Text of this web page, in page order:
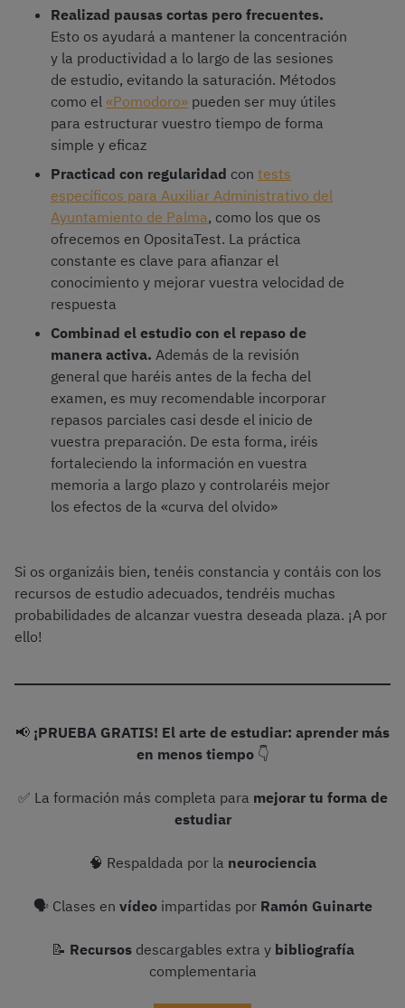
Realizad pausas cortas pero frecuentes.
Esto os ayudará a mantener la concentración
y la productividad a lo largo de las sesiones
de estudio, evitando la saturación. Métodos
como el «Pomodoro» pueden ser muy útiles
para estructurar vuestro tiempo de forma
simple y eficaz
Practicad con regularidad con tests
específicos para Auxiliar Administrativo del
Ayuntamiento de Palma, como los que os
ofrecemos en OpositaTest. La práctica
constante es clave para afianzar el
conocimiento y mejorar vuestra velocidad de
respuesta
Combinad el estudio con el repaso de
manera activa. Además de la revisión
general que haréis antes de la fecha del
examen, es muy recomendable incorporar
repasos parciales casi desde el inicio de
vuestra preparación. De esta forma, iréis
fortaleciendo la información en vuestra
memoria a largo plazo y controlaréis mejor
los efectos de la «curva del olvido»
Si os organizáis bien, tenéis constancia y contáis con los
recursos de estudio adecuados, tendréis muchas
probabilidades de alcanzar vuestra deseada plaza. ¡A por
ello!
📢 ¡PRUEBA GRATIS! El arte de estudiar: aprender más
en menos tiempo👇
✅ La formación más completa para mejorar tu forma de
estudiar
🧠 Respaldada por la neurociencia
🗣 Clases en vídeoimpartidas por Ramón Guinarte
📝 Recursos descargables extra y bibliografía
complementaria